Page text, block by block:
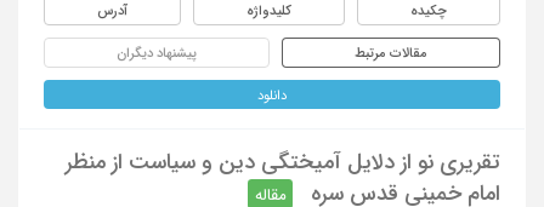
چکیده کلیدواژه آدرس
مقالات مرتبط پیشنهاد دیگران
دانلود
تقریری نو از دلایل آمیختگی دین و سیاست از منظر
امام خمینی قدس سره
مقاله